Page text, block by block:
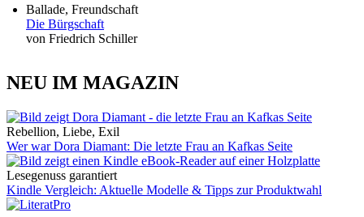
Ballade, Freundschaft
Die Bürgschaft
von Friedrich Schiller
NEU IM MAGAZIN
Rebellion, Liebe, Exil
Wer war Dora Diamant: Die letzte Frau an Kafkas Seite
Lesegenuss garantiert
Kindle Vergleich: Aktuelle Modelle & Tipps zur Produktwahl